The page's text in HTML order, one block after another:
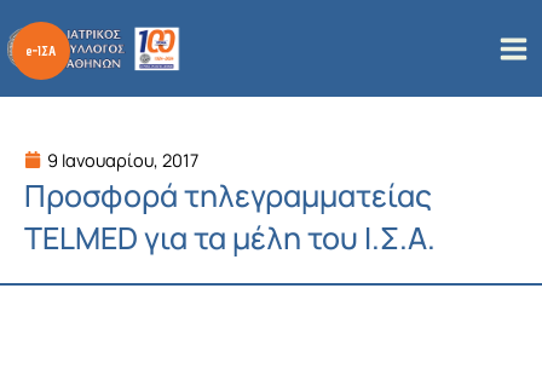
στο
περιεχόμενο
9 Ιανουαρίου, 2017
Προσφορά τηλεγραμματείας
TELMED για τα μέλη του Ι.Σ.Α.